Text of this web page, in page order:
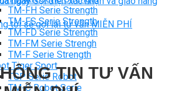
TM-FH Serie Strength
TM-FS Serie Strength
TM-FD Serie Strength
TM-FM Serie Strengh
TM-F Serie Strength
Tiger Sport
TGP Serie Robot
TM-C Robot Serie
tôi sẽ gọi lại tư vấn MIỄN PHÍ
TIN TƯ VẤN